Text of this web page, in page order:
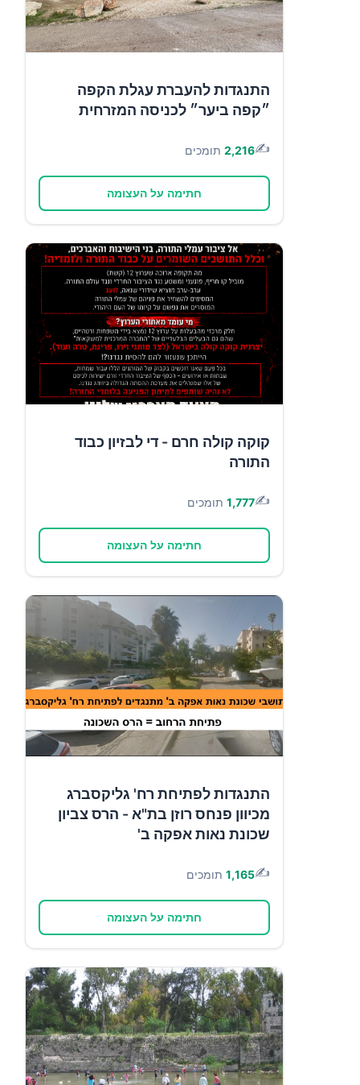
התנגדות להעברת עגלת הקפה
״קפה ביער״ לכניסה המזרחית
✍️
2,216 תומכים
חתימה על העצומה
קוקה קולה חרם - די לבזיון כבוד
התורה
✍️
1,777 תומכים
חתימה על העצומה
התנגדות לפתיחת רח' גליקסברג
מכיוון פנחס רוזן בת"א - הרס צביון
שכונת נאות אפקה ב'
✍️
1,165 תומכים
חתימה על העצומה